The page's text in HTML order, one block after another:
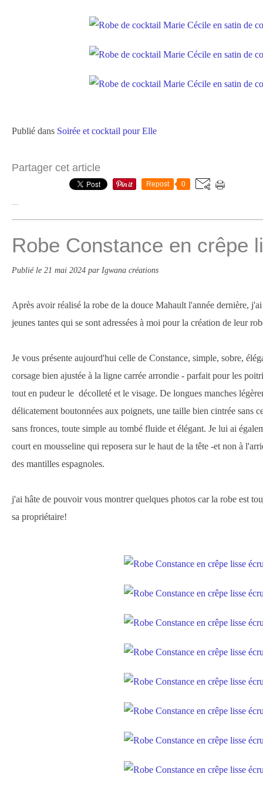
Publié dans Soirée et cocktail pour Elle
Partager cet article
Repost 0
Robe Constance en crêpe
Publié le 21 mai 2024 par Igwana créations
Après avoir réalisé la robe de la douce Mahault l'année dernière,
jeunes tantes qui se sont adressées à moi pour la création de leur
Je vous présente aujourd'hui celle de Constance, simple, sobre,
corsage bien ajustée à la ligne carrée arrondie - parfait pour les
tout en pudeur le décolleté et le visage. De longues manches
délicatement boutonnées aux poignets, une taille bien cintrée sans
sans fronces, toute simple au tombé fluide et élégant. Je lui ai
court en mousseline qui reposera sur le haut de la tête -et non à
des mantilles espagnoles.
j'ai hâte de pouvoir vous montrer quelques photos car la robe est
sa propriétaire!